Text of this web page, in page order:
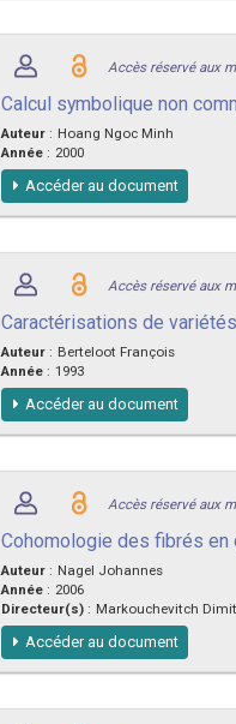
Accès réservé aux
Calcul symbolique non
Auteur : Hoang Ngoc Minh
Année : 2000
Accéder au document
Accès réservé aux
Caractérisations de
Auteur : Berteloot François
Année : 1993
Accéder au document
Accès réservé aux
Cohomologie des fibrés en
Auteur : Nagel Johannes
Année : 2006
Directeur(s) : Markouchevitch
Accéder au document